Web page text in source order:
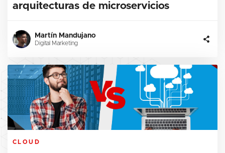
arquitecturas de microservicios
Martín Mandujano
Digital Marketing
CLOUD